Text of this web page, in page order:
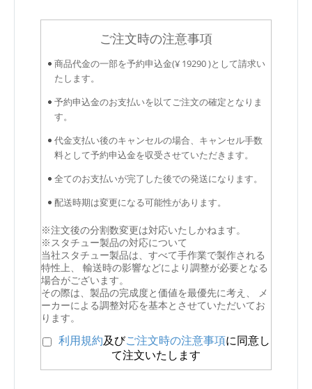
ご注文時の注意事項
商品代金の一部を予約申込金(¥ 19290 )として請求い
たします。
予約申込金のお支払いを以てご注文の確定となりま
す。
代金支払い後のキャンセルの場合、キャンセル手数
料として予約申込金を収受させていただきます。
全てのお支払いが完了した後での発送になります。
配送時期は変更になる可能性があります。
※注文後の分割数変更は対応いたしかねます。
※スタチュー製品の対応について
当社スタチュー製品は、すべて手作業で製作される
特性上、 輸送時の影響などにより調整が必要となる
場合がございます。
その際は、製品の完成度と価値を最優先に考え、 メ
ーカーによる調整対応を基本とさせていただいてお
ります。
利用規約及びご注文時の注意事項に同意し
て注文いたします